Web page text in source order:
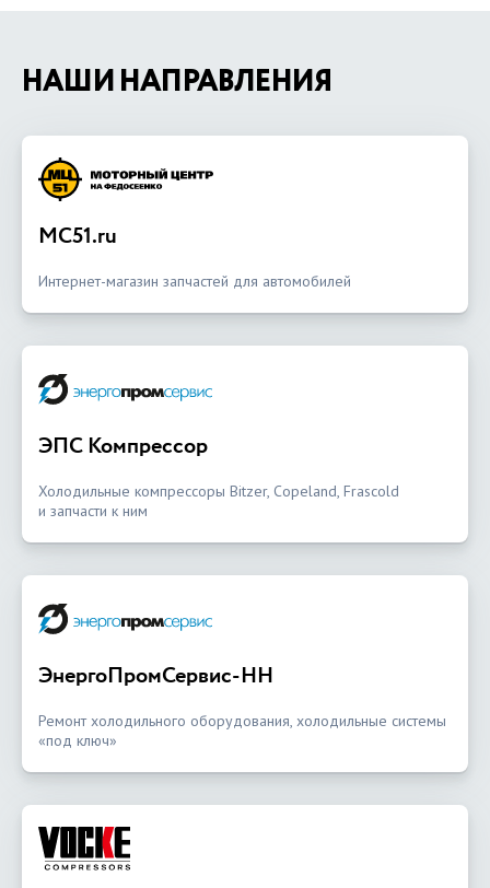
НАШИ НАПРАВЛЕНИЯ
MC51.ru
Интернет-магазин запчастей для автомобилей
ЭПС Компрессор
Холодильные компрессоры Bitzer, Copeland, Frascold
и запчасти к ним
ЭнергоПромСервис-НН
Ремонт холодильного оборудования, холодильные системы
«под ключ»